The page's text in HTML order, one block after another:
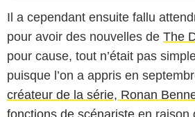
Il a cependant ensuite fallu
pour avoir des nouvelles de The
pour cause, tout n’était pas
puisque l’on a appris en
créateur de la série, Ronan
fonctions de scénariste en raison